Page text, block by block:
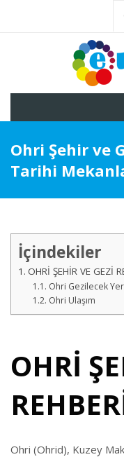
Ohri Şehir ve
Tarihi
İçindekiler
OHRİ ŞEHİR VE GEZİ
Ohri Gezilecek
Ohri Ulaşım
OHRİ
Ohri (Ohrid), Kuzey